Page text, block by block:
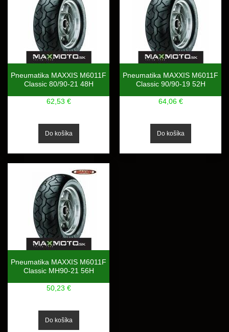
Pneumatika MAXXIS M6011F
Classic 80/90-21 48H
62,53 €
Pneumatika MAXXIS M6011F
Classic 90/90-19 52H
64,06 €
Pneumatika MAXXIS M6011F
Classic MH90-21 56H
50,23 €